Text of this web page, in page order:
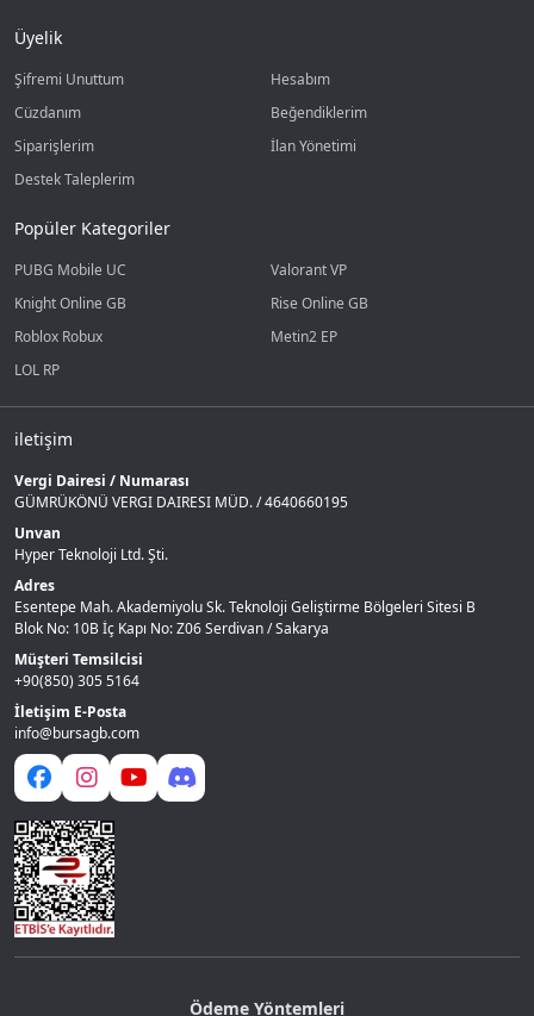
Üyelik
Şifremi Unuttum
Hesabım
Cüzdanım
Beğendiklerim
Siparişlerim
İlan Yönetimi
Destek Taleplerim
Popüler Kategoriler
PUBG Mobile UC
Valorant VP
Knight Online GB
Rise Online GB
Roblox Robux
Metin2 EP
LOL RP
iletişim
Vergi Dairesi / Numarası
GÜMRÜKÖNÜ VERGI DAIRESI MÜD. / 4640660195
Unvan
Hyper Teknoloji Ltd. Şti.
Adres
Esentepe Mah. Akademiyolu Sk. Teknoloji Geliştirme Bölgeleri Sitesi B
Blok No: 10B İç Kapı No: Z06 Serdivan / Sakarya
Müşteri Temsilcisi
+90(850) 305 5164
İletişim E-Posta
info@bursagb.com
Ödeme Yöntemleri